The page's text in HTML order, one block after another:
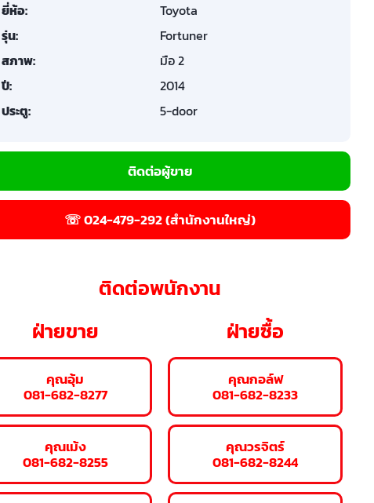
ยี่ห้อ:
Toyota
รุ่น:
Fortuner
สภาพ:
มือ 2
ปี:
2014
ประตู:
5-door
ติดต่อผู้ขาย
☏ 024-479-292 (สำนักงานใหญ่)
ติดต่อพนักงาน
ฝ่ายขาย
คุณอุ้ม
081-682-8277
คุณเม้ง
081-682-8255
ฝ่ายซื้อ
คุณกอล์ฟ
081-682-8233
คุณวรจิตร์
081-682-8244